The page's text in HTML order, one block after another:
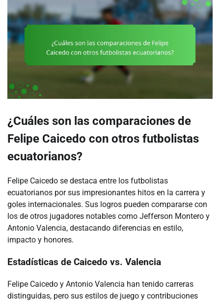
¿Cuáles son las comparaciones de
Felipe Caicedo con otros futbolistas
ecuatorianos?
Felipe Caicedo se destaca entre los futbolistas
ecuatorianos por sus impresionantes hitos en la carrera y
goles internacionales. Sus logros pueden compararse con
los de otros jugadores notables como Jefferson Montero y
Antonio Valencia, destacando diferencias en estilo,
impacto y honores.
Estadísticas de Caicedo vs. Valencia
Felipe Caicedo y Antonio Valencia han tenido carreras
distinguidas, pero sus estilos de juego y contribuciones